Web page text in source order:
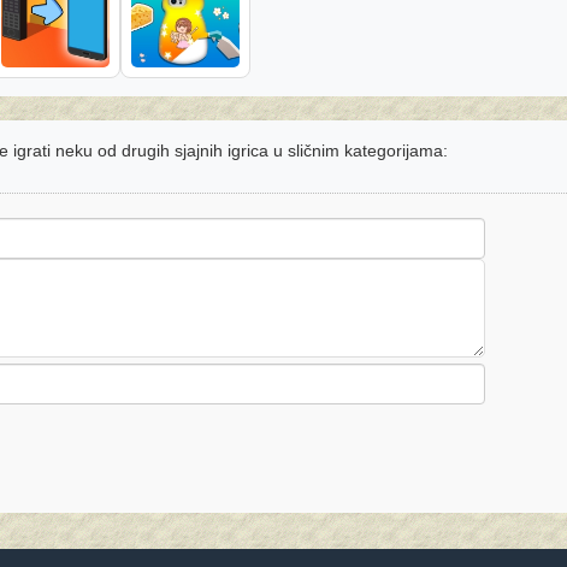
igrati neku od drugih sjajnih igrica u sličnim kategorijama: